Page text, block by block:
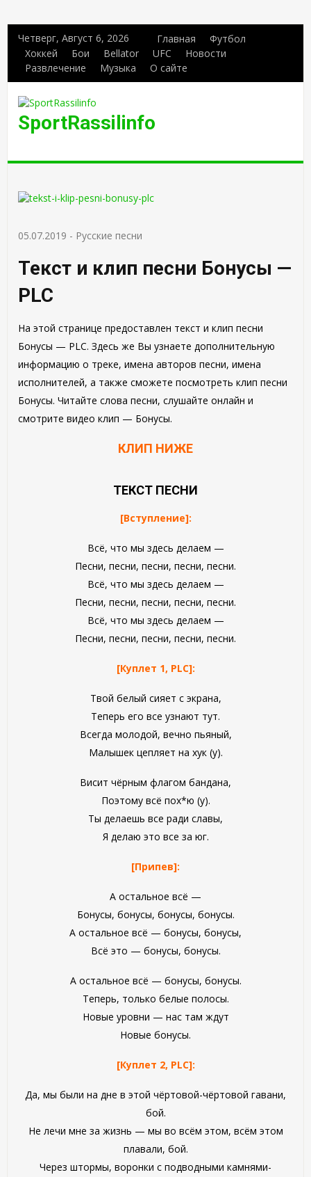
Четверг, Август 6, 2026 Главная
Футбол
Хоккей
Бои Bellator UFC
Новости
Развлечение
Музыка О сайте
SportRassilinfo
05.07.2019 - Русские песни
Текст и клип песни Бонусы —
PLC
На этой странице предоставлен текст и клип песни
Бонусы — PLC. Здесь же Вы узнаете дополнительную
информацию о треке, имена авторов песни, имена
исполнителей, а также сможете посмотреть клип песни
Бонусы. Читайте слова песни, слушайте онлайн и
смотрите видео клип — Бонусы.
КЛИП НИЖЕ
ТЕКСТ ПЕСНИ
[Вступление]:
Всё, что мы здесь делаем —
Песни, песни, песни, песни, песни.
Всё, что мы здесь делаем —
Песни, песни, песни, песни, песни.
Всё, что мы здесь делаем —
Песни, песни, песни, песни, песни.
[Куплет 1, PLC]:
Твой белый сияет с экрана,
Теперь его все узнают тут.
Всегда молодой, вечно пьяный,
Малышек цепляет на хук (у).
Висит чёрным флагом бандана,
Поэтому всё пох*ю (у).
Ты делаешь все ради славы,
Я делаю это все за юг.
[Припев]:
А остальное всё —
Бонусы, бонусы, бонусы, бонусы.
А остальное всё — бонусы, бонусы,
Всё это — бонусы, бонусы.
А остальное всё — бонусы, бонусы.
Теперь, только белые полосы.
Новые уровни — нас там ждут
Новые бонусы.
[Куплет 2, PLC]:
Да, мы были на дне в этой чёртовой-чёртовой гавани,
бой.
Не лечи мне за жизнь — мы во всём этом, всём этом
плавали, бой.
Через штормы, воронки с подводными камнями-